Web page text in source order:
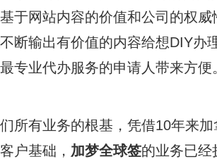
于网站内容的价值和公司的权
断输出有价值的内容给想DIY办
专业代办服务的申请人带来方便
所有业务的根基，凭借10年来
户基础， 加梦全球签的业务已经